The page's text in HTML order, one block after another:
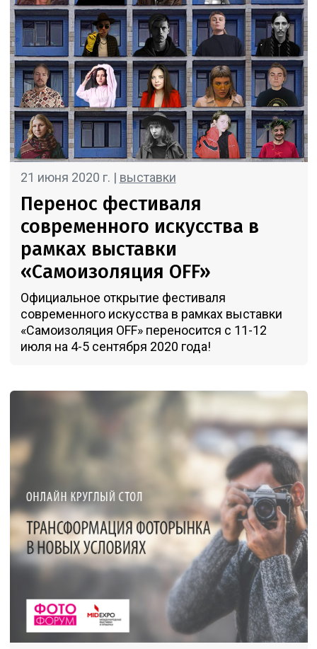
21 июня 2020 г. | выставки
Перенос фестиваля
современного искусства в
рамках выставки
«Самоизоляция OFF»
Официальное открытие фестиваля
современного искусства в рамках выставки
«Самоизоляция OFF» переносится с 11-12
июля на 4-5 сентября 2020 года!